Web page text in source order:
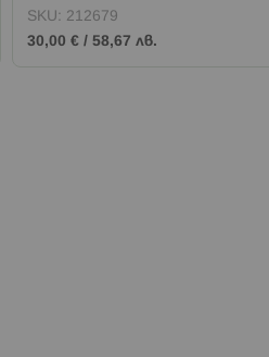
SKU: 212679
30,00 € / 58,67 лв.